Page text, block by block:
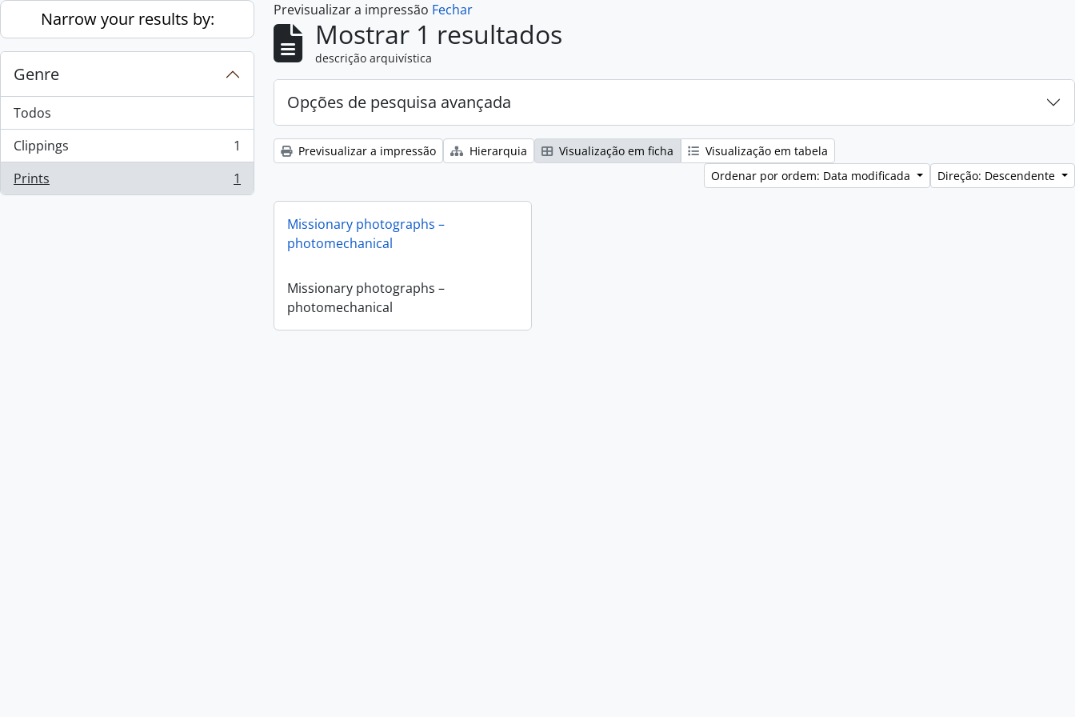
Skip to main content
Narrow your results by:
Genre
Todos
Clippings
, 1 resultados
1
Prints
, 1 resultados 1
Previsualizar a impressão Fechar
Mostrar 1 resultados
descrição arquivística
Opções de pesquisa avançada
Previsualizar a impressão Hierarquia Visualização em ficha
Visualização em tabela
Ordenar por ordem: Data modificada
Direção: Descendente
Missionary photographs –
photomechanical
Missionary photographs –
photomechanical